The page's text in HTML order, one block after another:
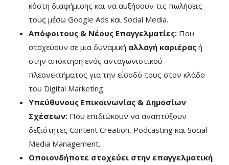
κόστη διαφήμισης και να αυξήσουν τις πωλήσεις
τους μέσω Google Ads και Social Media.
Απόφοιτους & Νέους Επαγγελματίες: Που
στοχεύουν σε μια δυναμική αλλαγή καριέρας ή
στην απόκτηση ενός ανταγωνιστικού
πλεονεκτήματος για την είσοδό τους στον κλάδο
του Digital Marketing.
Υπεύθυνους Επικοινωνίας & Δημοσίων
Σχέσεων: Που επιδιώκουν να αναπτύξουν
δεξιότητες Content Creation, Podcasting και Social
Media Management.
Οποιονδήποτε στοχεύει στην επαγγελματική